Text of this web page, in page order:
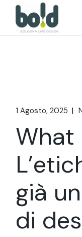
1 Agosto, 2025
What
già
di